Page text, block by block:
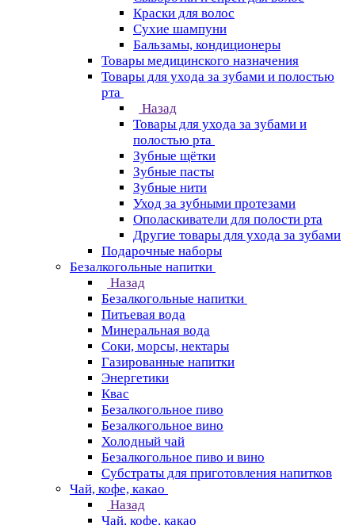
Краски для волос
Сухие шампуни
Бальзамы, кондиционеры
Товары медицинского назначения
Товары для ухода за зубами и полостью
рта
Назад
Товары для ухода за зубами и
полостью рта
Зубные щётки
Зубные пасты
Зубные нити
Уход за зубными протезами
Ополаскиватели для полости рта
Другие товары для ухода за зубами
Подарочные наборы
Безалкогольные напитки
Назад
Безалкогольные напитки
Питьевая вода
Минеральная вода
Соки, морсы, нектары
Газированные напитки
Энергетики
Квас
Безалкогольное пиво
Безалкогольное вино
Холодный чай
Безалкогольное пиво и вино
Субстраты для приготовления напитков
Чай, кофе, какао
Назад
Чай, кофе, какао